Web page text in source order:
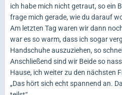
ich habe mich nicht getraut, so ein
frage mich gerade, wie du darauf
Am letzten Tag waren wir dann
war es so warm, dass ich sogar
Handschuhe auszuziehen, so
Anschließend sind wir Beide so
Hause, ich weiter zu den nächsten
„Das hört sich echt spannend an.